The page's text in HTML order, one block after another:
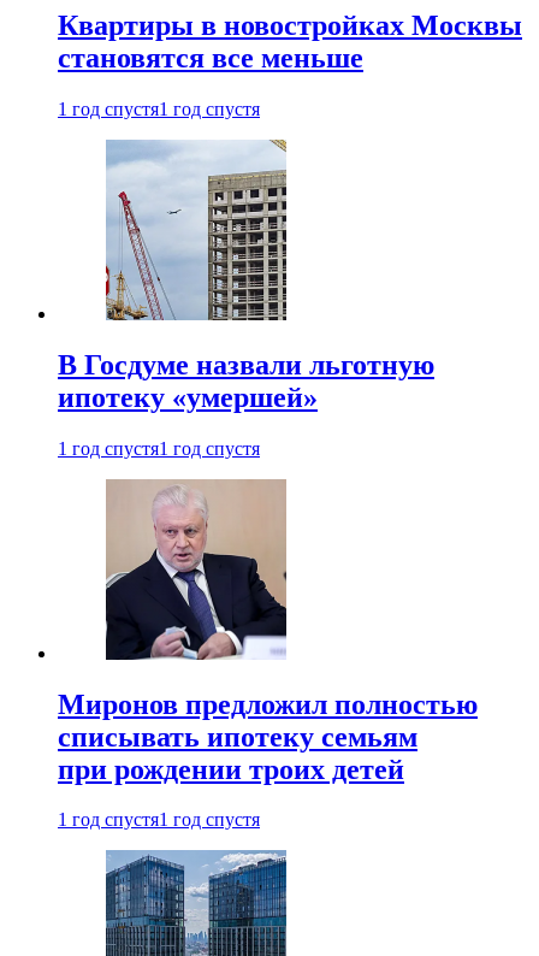
Квартиры в новостройках Москвы
становятся все меньше
1 год спустя1 год спустя
В Госдуме назвали льготную
ипотеку «умершей»
1 год спустя1 год спустя
Миронов предложил полностью
списывать ипотеку семьям
при рождении троих детей
1 год спустя1 год спустя